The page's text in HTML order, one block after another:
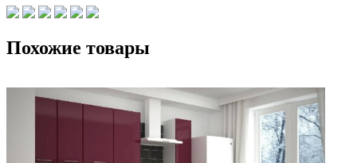
Похожие товары